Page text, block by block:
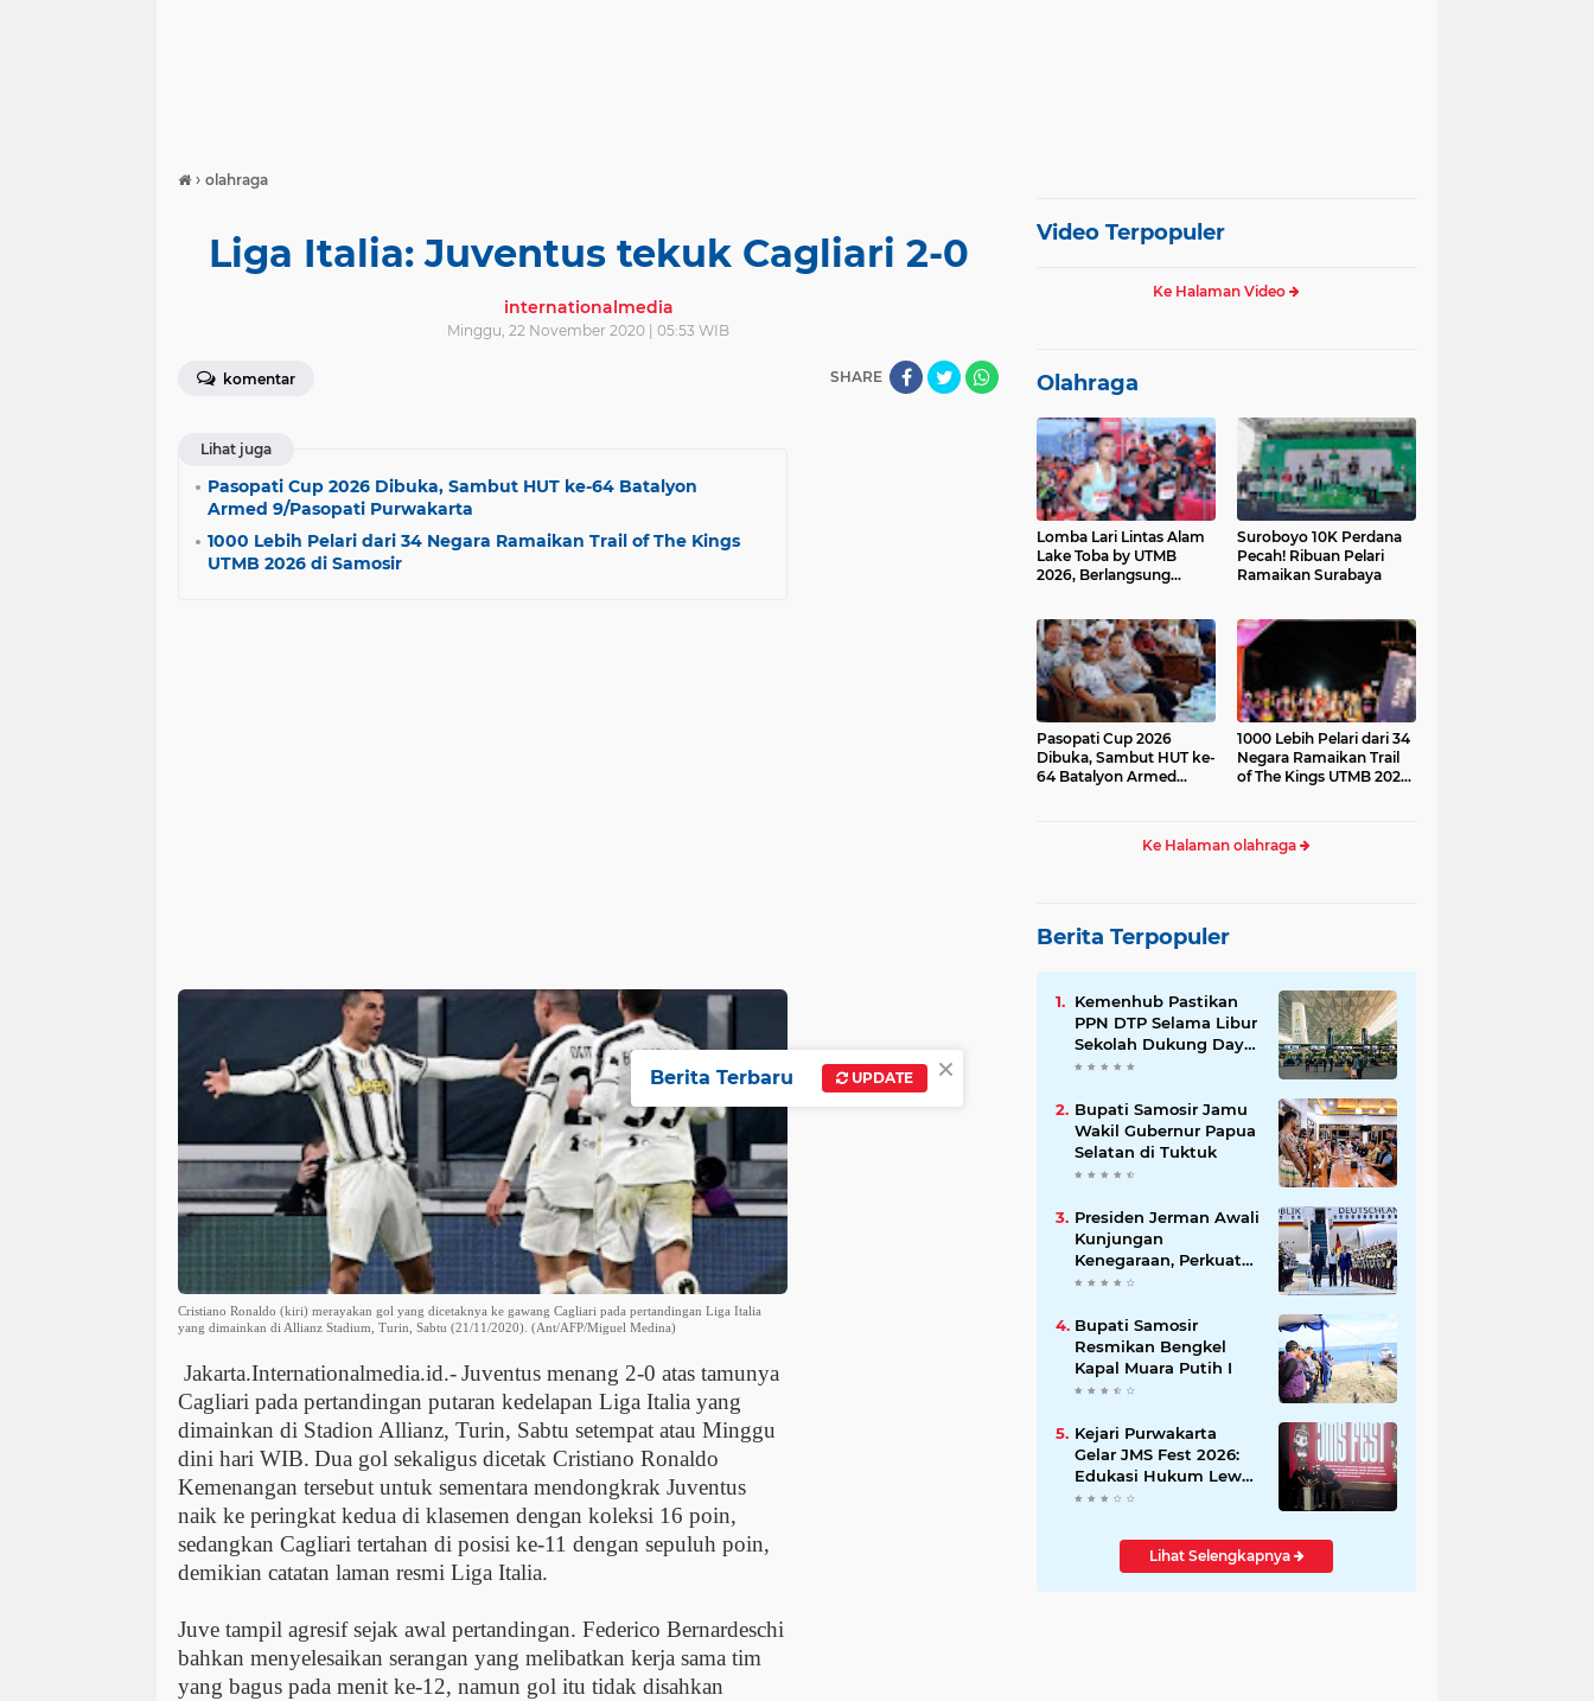
› olahraga
Liga Italia: Juventus tekuk Cagliari 2-0
internationalmedia
Minggu, 22 November 2020 | 05:53 WIB
komentar SHARE
Lihat juga
Pasopati Cup 2026 Dibuka, Sambut HUT ke-64 Batalyon
Armed 9/Pasopati Purwakarta ​
1000 Lebih Pelari dari 34 Negara Ramaikan Trail of The Kings
UTMB 2026 di Samosir
Cristiano Ronaldo (kiri) merayakan gol yang dicetaknya ke gawang Cagliari pada pertandingan Liga Italia
yang dimainkan di Allianz Stadium, Turin, Sabtu (21/11/2020). (Ant/AFP/Miguel Medina)
Jakarta.Internationalmedia.id.-Juventus menang 2-0 atas tamunya
Cagliari pada pertandingan putaran kedelapan Liga Italia yang
dimainkan di Stadion Allianz, Turin, Sabtu setempat atau Minggu
dini hari WIB. Dua gol sekaligus dicetak Cristiano Ronaldo
Kemenangan tersebut untuk sementara mendongkrak Juventus
naik ke peringkat kedua di klasemen dengan koleksi 16 poin,
sedangkan Cagliari tertahan di posisi ke-11 dengan sepuluh poin,
demikian catatan laman resmi Liga Italia.
Juve tampil agresif sejak awal pertandingan. Federico Bernardeschi
bahkan menyelesaikan serangan yang melibatkan kerja sama tim
yang bagus pada menit ke-12, namun gol itu tidak disahkan
Video Terpopuler
Ke Halaman Video
Olahraga
Lomba Lari Lintas Alam
Lake Toba by UTMB
2026, Berlangsung
Suroboyo 10K Perdana
Pecah! Ribuan Pelari
Ramaikan Surabaya
Pasopati Cup 2026
Dibuka, Sambut HUT ke-
64 Batalyon Armed
1000 Lebih Pelari dari 34
Negara Ramaikan Trail
of The Kings UTMB 2026
Ke Halaman olahraga
Berita Terpopuler
Kemenhub Pastikan
PPN DTP Selama Libur
Sekolah Dukung Daya
Beli Masyarakat
Bupati Samosir Jamu
Wakil Gubernur Papua
Selatan di Tuktuk
Presiden Jerman Awali
Kunjungan
Kenegaraan, Perkuat
Kemitraan Strategis
Bupati Samosir
Resmikan Bengkel
Kapal Muara Putih I
Kejari Purwakarta
Gelar JMS Fest 2026:
Edukasi Hukum Lewat
Kreativitas Pelajar
Lihat Selengkapnya
×
Berita Terbaru UPDATE